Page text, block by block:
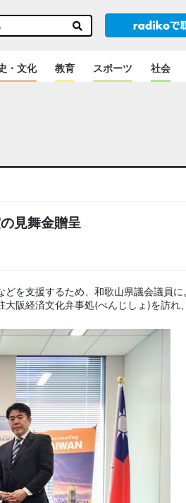
・文化 教育 スポーツ 社会
見舞金贈呈
を支援するため、和歌山県議会議員に
大阪経済文化弁事処(べんじしょ)を訪れ